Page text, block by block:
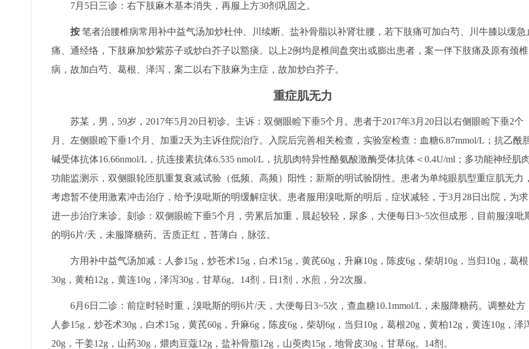
7月5日三诊：右下肢麻木基本消失，再服上方30剂巩固之。
按 笔者治腰椎病常用补中益气汤加炒杜仲、川续断、盐补骨脂以补肾壮腰，若下肢痛可加白芍、川牛膝以缓急
痛、通经络，下肢麻加炒紫苏子或炒白芥子以豁痰。以上2例均是椎间盘突出或膨出患者，案一伴下肢痛及原有颈椎
病，故加白芍、葛根、泽泻，案二以右下肢麻为主症，故加炒白芥子。
重症肌无力
苏某，男，59岁，2017年5月20日初诊。主诉：双侧眼睑下垂5个月。患者于2017年3月20日以右侧眼睑下垂2个
月、左侧眼睑下垂1个月、加重2天为主诉住院治疗。入院后完善相关检查，实验室检查：血糖6.87mmol/L；抗乙酰
碱受体抗体16.66nmol/L，抗连接素抗体6.535 nmol/L，抗肌肉特异性酪氨酸激酶受体抗体＜0.4U/ml；多功能神经肌
功能监测示，双侧眼轮匝肌重复衰减试验（低频、高频）阳性；新斯的明试验阴性。患者为单纯眼肌型重症肌无力，
考虑暂不使用激素冲击治疗，给予溴吡斯的明缓解症状。患者服用溴吡斯的明后，症状减轻，于3月28日出院，为求
进一步治疗来诊。刻诊：双侧眼睑下垂5个月，劳累后加重，晨起较轻，尿多，大便每日3~5次但成形，目前服溴吡
的明6片/天，未服降糖药。舌质正红，苔薄白，脉弦。
方用补中益气汤加减：人参15g，炒苍术15g，白术15g，黄芪60g，升麻10g，陈皮6g，柴胡10g，当归10g，葛根
30g，黄柏12g，黄连10g，泽泻30g，甘草6g。14剂，日1剂，水煎，分2次服。
6月6日二诊：前症时轻时重，溴吡斯的明6片/天，大便每日3~5次，查血糖10.1mmol/L，未服降糖药。调整处方
人参15g，炒苍术30g，白术15g，黄芪60g，升麻6g，陈皮6g，柴胡6g，当归10g，葛根20g，黄柏12g，黄连10g，泽
20g，干姜12g，山药30g，煨肉豆蔻12g，盐补骨脂12g，山萸肉15g，地骨皮30g，甘草6g。14剂。